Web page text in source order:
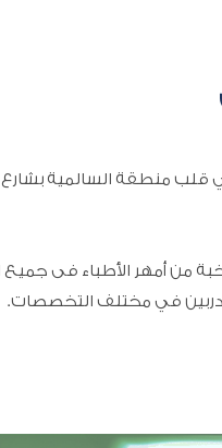
قلب منطقة السالمية
من أمهر الأطباء فى
في مختلف التخصصات.